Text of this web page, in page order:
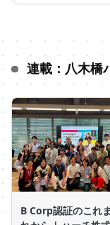
連載：八木橋
B Corp認証のこれ